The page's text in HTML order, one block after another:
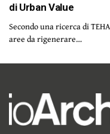
di Urban Value
Secondo una ricerca di
aree da rigenerare…